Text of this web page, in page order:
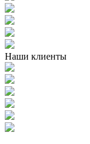
Наши клиенты